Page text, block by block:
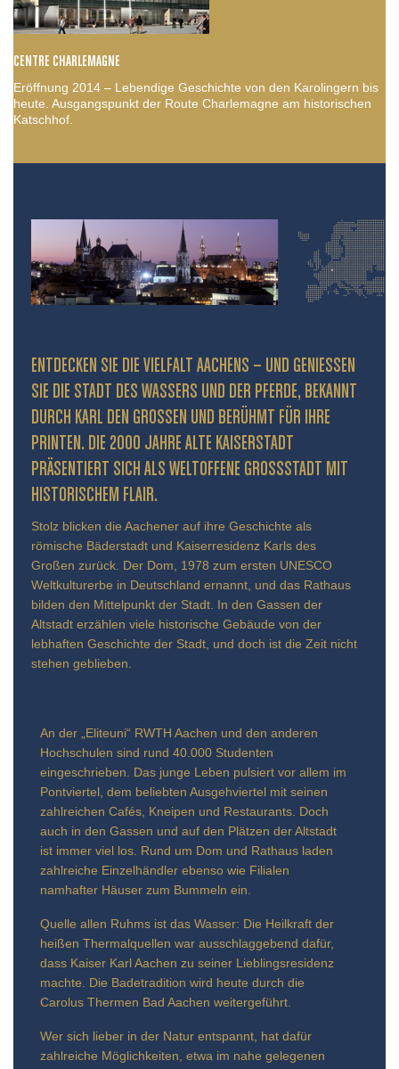
CENTRE CHARLEMAGNE
Eröffnung 2014 – Lebendige Geschichte von den Karolingern bis
heute. Ausgangspunkt der Route Charlemagne am historischen
Katschhof.
ENTDECKEN SIE DIE VIELFALT AACHENS – UND GENIESSEN S
IE DIE STADT DES WASSERS UND DER PFERDE, BEKANNT D
URCH KARL DEN GROSSEN UND BERÜHMT FÜR IHRE PR
INTEN. DIE 2000 JAHRE ALTE KAISERSTADT PR
ÄSENTIERT SICH ALS WELTOFFENE GROSSSTADT MIT HIS
TORISCHEM FLAIR.
Stolz blicken die Aachener auf ihre Geschichte als
römische Bäderstadt und Kaiserresidenz Karls des
Großen zurück. Der Dom, 1978 zum ersten UNESCO
Weltkulturerbe in Deutschland ernannt, und das Rathaus
bilden den Mittelpunkt der Stadt. In den Gassen der
Altstadt erzählen viele historische Gebäude von der
lebhaften Geschichte der Stadt, und doch ist die Zeit nicht
stehen geblieben.
An der „Eliteuni“ RWTH Aachen und den anderen
Hochschulen sind rund 40.000 Studenten
eingeschrieben. Das junge Leben pulsiert vor allem im
Pontviertel, dem beliebten Ausgehviertel mit seinen
zahlreichen Cafés, Kneipen und Restaurants. Doch
auch in den Gassen und auf den Plätzen der Altstadt
ist immer viel los. Rund um Dom und Rathaus laden
zahlreiche Einzelhändler ebenso wie Filialen
namhafter Häuser zum Bummeln ein.
Quelle allen Ruhms ist das Wasser: Die Heilkraft der
heißen Thermalquellen war ausschlaggebend dafür,
dass Kaiser Karl Aachen zu seiner Lieblingsresidenz
machte. Die Badetradition wird heute durch die
Carolus Thermen Bad Aachen weitergeführt.
Wer sich lieber in der Natur entspannt, hat dafür
zahlreiche Möglichkeiten, etwa im nahe gelegenen